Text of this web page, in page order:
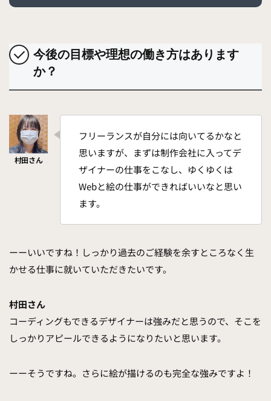
今後の目標や理想の働き方はあります
か？
フリーランスが自分には向いてるかなと
思いますが、まずは制作会社に入ってデ
ザイナーの仕事をこなし、ゆくゆくは
Webと絵の仕事ができればいいなと思い
ます。
ーーいいですね！しっかり過去のご経験を余すところなく生
かせる仕事に就いていただきたいです。
村田さん
コーディングもできるデザイナーは強みだと思うので、そこを
しっかりアピールできるようになりたいと思います。
ーーそうですね。さらに絵が描けるのも完全な強みですよ！